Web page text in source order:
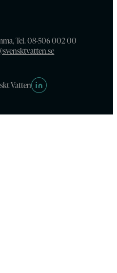
Tel. 08-506 002 00
Vatten